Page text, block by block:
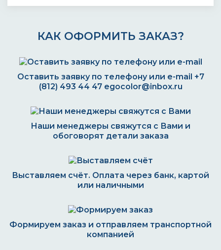
КАК ОФОРМИТЬ ЗАКАЗ?
Оставить заявку по телефону или e-mail +7
(812) 493 44 47 egocolor@inbox.ru
Наши менеджеры свяжутся с Вами и
обоговорят детали заказа
Выставляем счёт. Оплата через банк, картой
или наличными
Формируем заказ и отправляем транспортной
компанией